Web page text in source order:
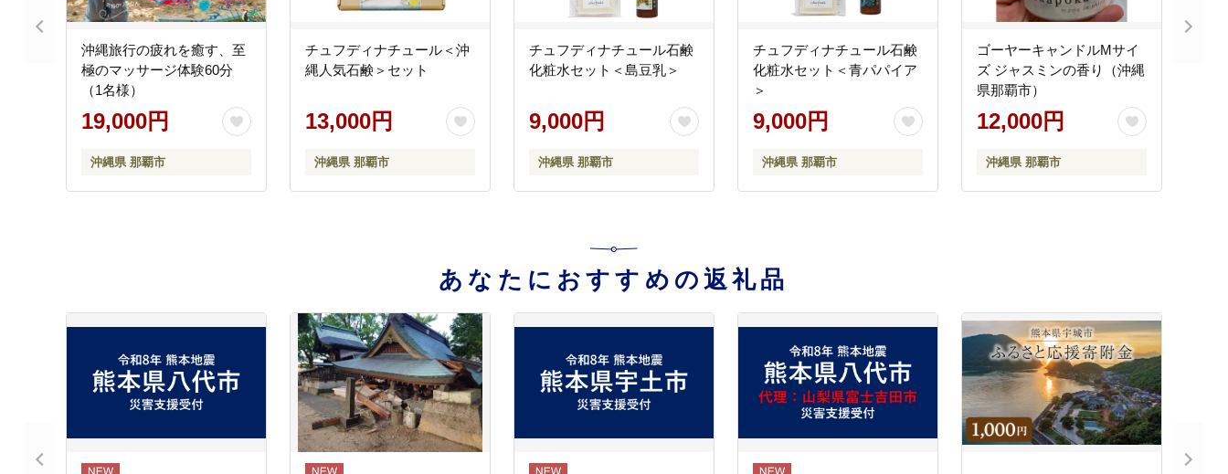
沖縄旅行の疲れを癒す、至
極のマッサージ体験60分
（1名様）
19,000円
沖縄県 那覇市
チュフディナチュール＜沖
縄人気石鹸＞セット
13,000円
沖縄県 那覇市
チュフディナチュール石鹸
化粧水セット＜島豆乳＞
9,000円
沖縄県 那覇市
チュフディナチュール石鹸
化粧水セット＜青パパイア
＞
9,000円
沖縄県 那覇市
ゴーヤーキャンドルMサイ
ズ ジャスミンの香り（沖縄
県那覇市）
12,000円
沖縄県 那覇市
あなたにおすすめの返礼品